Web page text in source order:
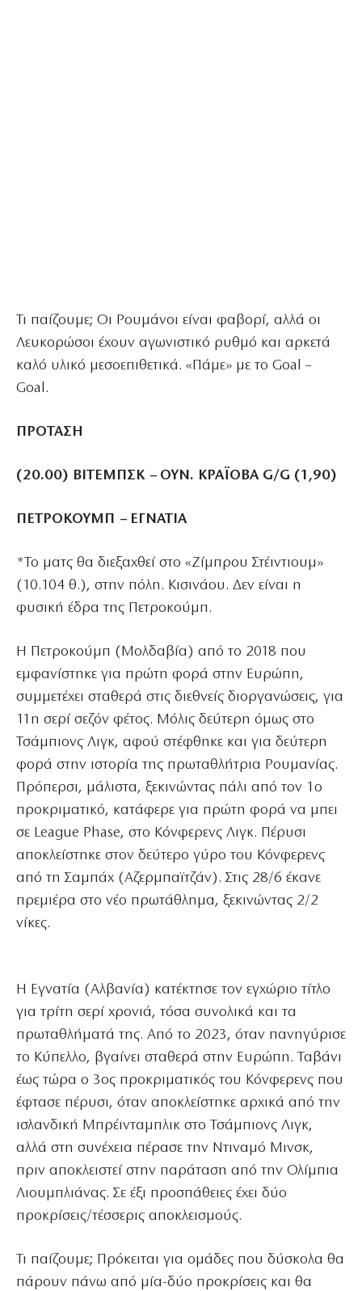
Τι παίζουμε; Οι Ρουμάνοι είναι φαβορί, αλλά οι
Λευκορώσοι έχουν αγωνιστικό ρυθμό και αρκετά
καλό υλικό μεσοεπιθετικά. «Πάμε» με το Goal –
Goal.
ΠΡΟΤΑΣΗ
(20.00) ΒΙΤΕΜΠΣΚ – ΟΥΝ. ΚΡΑΪΟΒΑ G/G (1,90)
ΠΕΤΡΟΚΟΥΜΠ – ΕΓΝΑΤΙΑ
*Το ματς θα διεξαχθεί στο «Ζίμπρου Στέιντιουμ»
(10.104 θ.), στην πόλη. Κισινάου. Δεν είναι η
φυσική έδρα της Πετροκούμπ.
Η Πετροκούμπ (Μολδαβία) από το 2018 που
εμφανίστηκε για πρώτη φορά στην Ευρώπη,
συμμετέχει σταθερά στις διεθνείς διοργανώσεις, για
11η σερί σεζόν φέτος. Μόλις δεύτερη όμως στο
Τσάμπιονς Λιγκ, αφού στέφθηκε και για δεύτερη
φορά στην ιστορία της πρωταθλήτρια Ρουμανίας.
Πρόπερσι, μάλιστα, ξεκινώντας πάλι από τον 1ο
προκριματικό, κατάφερε για πρώτη φορά να μπει
σε League Phase, στο Κόνφερενς Λιγκ. Πέρυσι
αποκλείστηκε στον δεύτερο γύρο του Κόνφερενς
από τη Σαμπάχ (Αζερμπαϊτζάν). Στις 28/6 έκανε
πρεμιέρα στο νέο πρωτάθλημα, ξεκινώντας 2/2
νίκες.
Η Εγνατία (Αλβανία) κατέκτησε τον εγχώριο τίτλο
για τρίτη σερί χρονιά, τόσα συνολικά και τα
πρωταθλήματά της. Από το 2023, όταν πανηγύρισε
το Κύπελλο, βγαίνει σταθερά στην Ευρώπη. Ταβάνι
έως τώρα ο 3ος προκριματικός του Κόνφερενς που
έφτασε πέρυσι, όταν αποκλείστηκε αρχικά από την
ισλανδική Μπρέινταμπλικ στο Τσάμπιονς Λιγκ,
αλλά στη συνέχεια πέρασε την Ντιναμό Μινσκ,
πριν αποκλειστεί στην παράταση από την Ολίμπια
Λιουμπλιάνας. Σε έξι προσπάθειες έχει δύο
προκρίσεις/τέσσερις αποκλεισμούς.
Τι παίζουμε; Πρόκειται για ομάδες που δύσκολα θα
πάρουν πάνω από μία-δύο προκρίσεις και θα